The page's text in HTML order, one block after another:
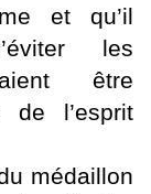
et qu’il
les
être
de l’esprit
médaillon